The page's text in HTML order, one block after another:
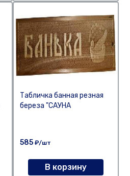
Табличка банная резная
береза "САУНА
585 ₽/шт
В корзину